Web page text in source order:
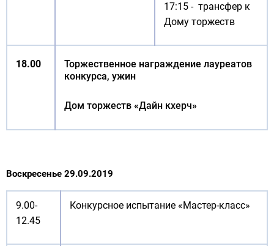
17:15 - трансфер к
Дому торжеств
18.00
Торжественное награждение лауреатов
конкурса, ужин
Дом торжеств «Дайн кхерч»
Воскресенье 29.09.2019
9.00-
12.45
Конкурсное испытание «Мастер-класс»